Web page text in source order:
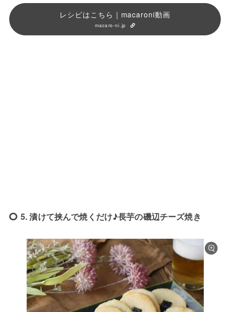
レシピはこちら｜macaroni動画
macaro-ni.jp
5. 漬けて挟んで焼くだけ♪長芋の磯辺チーズ焼き